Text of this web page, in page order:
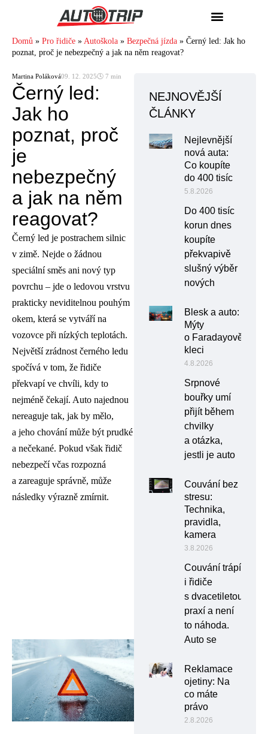
Domů » Pro řidiče » Autoškola » Bezpečná jízda » Černý led: Jak ho
poznat, proč je nebezpečný a jak na něm reagovat?
Martina Poláková09. 12. 2025🕓 7 min
Černý led:
Jak ho
poznat, proč
je
nebezpečný
a jak na něm
reagovat?
Černý led je postrachem silnic
v zimě. Nejde o žádnou
speciální směs ani nový typ
povrchu – jde o ledovou vrstvu
prakticky neviditelnou pouhým
okem, která se vytváří na
vozovce při nízkých teplotách.
Největší zrádnost černého ledu
spočívá v tom, že řidiče
překvapí ve chvíli, kdy to
nejméně čekají. Auto najednou
nereaguje tak, jak by mělo,
a jeho chování může být prudké
a nečekané. Pokud však řidič
nebezpečí včas rozpozná
a zareaguje správně, může
následky výrazně zmírnit.
NEJNOVĚJŠÍ
ČLÁNKY
Nejlevnější
nová auta:
Co koupíte
do 400 tisíc
5.8.2026
Do 400 tisíc
korun dnes
koupíte
překvapivě
slušný výběr
nových
Blesk a auto:
Mýty
o Faradayově
kleci
4.8.2026
Srpnové
bouřky umí
přijít během
chvilky
a otázka,
jestli je auto
Couvání bez
stresu:
Technika,
pravidla,
kamera
3.8.2026
Couvání trápí
i řidiče
s dvacetiletou
praxí a není
to náhoda.
Auto se
Reklamace
ojetiny: Na
co máte
právo
2.8.2026